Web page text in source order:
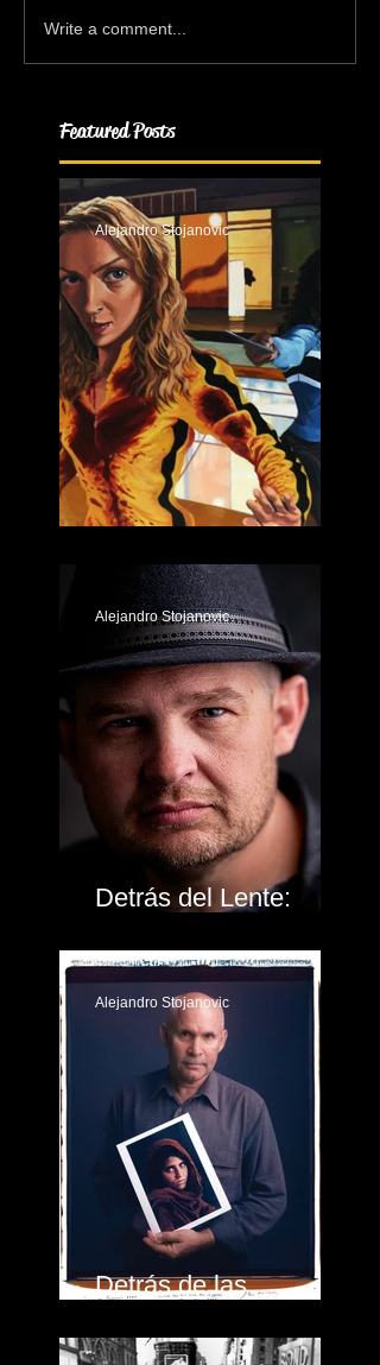
Write a comment...
Featured Posts
Alejandro Stojanovic
Detrás del Lente:
Alejandro Stojanovic
Detrás de las
Alejandro Stojanovic